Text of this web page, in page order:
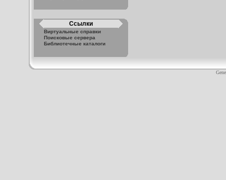
Ссылки
Виртуальные справки
Поисковые сервера
Библиотечные каталоги